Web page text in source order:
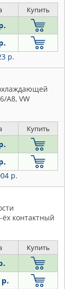
Купить
р.
A8, VW
Купить
р.
ёх контактный
Купить
р.